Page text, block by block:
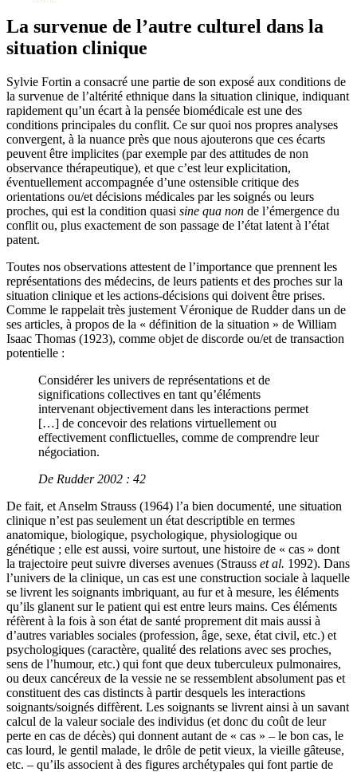
La survenue de l’autre culturel dans la
situation clinique
Sylvie Fortin a consacré une partie de son exposé aux conditions de
la survenue de l’altérité ethnique dans la situation clinique, indiquant
rapidement qu’un écart à la pensée biomédicale est une des
conditions principales du conflit. Ce sur quoi nos propres analyses
convergent, à la nuance près que nous ajouterons que ces écarts
peuvent être implicites (par exemple par des attitudes de non
observance thérapeutique), et que c’est leur explicitation,
éventuellement accompagnée d’une ostensible critique des
orientations ou/et décisions médicales par les soignés ou leurs
proches, qui est la condition quasi sine qua non de l’émergence du
conflit ou, plus exactement de son passage de l’état latent à l’état
patent.
Toutes nos observations attestent de l’importance que prennent les
représentations des médecins, de leurs patients et des proches sur la
situation clinique et les actions-décisions qui doivent être prises.
Comme le rappelait très justement Véronique de Rudder dans un de
ses articles, à propos de la « définition de la situation » de William
Isaac Thomas (1923), comme objet de discorde ou/et de transaction
potentielle :
Considérer les univers de représentations et de
significations collectives en tant qu’éléments
intervenant objectivement dans les interactions permet
[…] de concevoir des relations virtuellement ou
effectivement conflictuelles, comme de comprendre leur
négociation.
De Rudder 2002 : 42
De fait, et Anselm Strauss (1964) l’a bien documenté, une situation
clinique n’est pas seulement un état descriptible en termes
anatomique, biologique, psychologique, physiologique ou
génétique ; elle est aussi, voire surtout, une histoire de « cas » dont
la trajectoire peut suivre diverses avenues (Strauss et al. 1992). Dans
l’univers de la clinique, un cas est une construction sociale à laquelle
se livrent les soignants imbriquant, au fur et à mesure, les éléments
qu’ils glanent sur le patient qui est entre leurs mains. Ces éléments
réfèrent à la fois à son état de santé proprement dit mais aussi à
d’autres variables sociales (profession, âge, sexe, état civil, etc.) et
psychologiques (caractère, qualité des relations avec ses proches,
sens de l’humour, etc.) qui font que deux tuberculeux pulmonaires,
ou deux cancéreux de la vessie ne se ressemblent absolument pas et
constituent des cas distincts à partir desquels les interactions
soignants/soignés diffèrent. Les soignants se livrent ainsi à un savant
calcul de la valeur sociale des individus (et donc du coût de leur
perte en cas de décès) qui donnent autant de « cas » – le bon cas, le
cas lourd, le gentil malade, le drôle de petit vieux, la vieille gâteuse,
etc. – qu’ils associent à des figures archétypales qui font partie de